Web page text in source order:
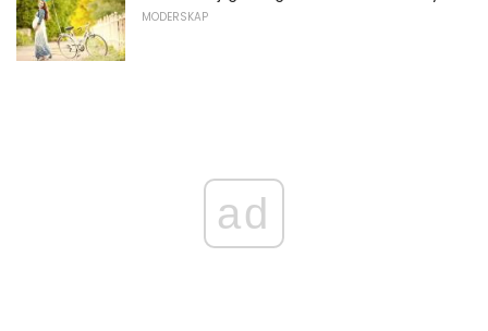
MODERSKAP
ad